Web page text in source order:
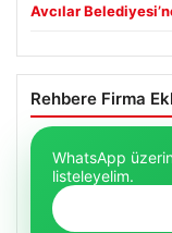
Avcılar
Rehbere Firma
WhatsApp
listeleyelim.